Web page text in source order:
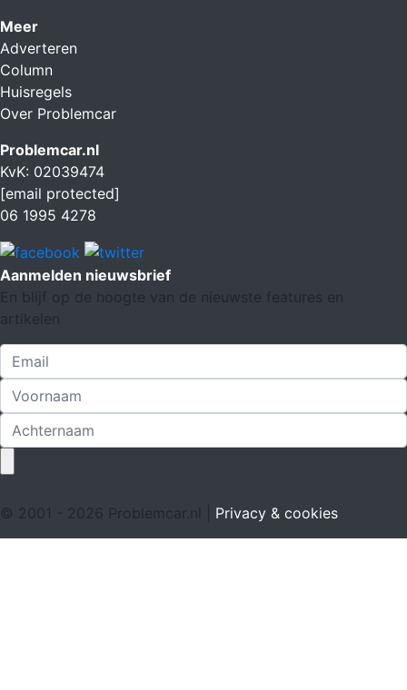
Meer
Adverteren
Column
Huisregels
Over Problemcar
Problemcar.nl
KvK: 02039474
[email protected]
06 1995 4278
Aanmelden nieuwsbrief
En blijf op de hoogte van de nieuwste features en
artikelen
© 2001 - 2026 Problemcar.nl | Privacy & cookies